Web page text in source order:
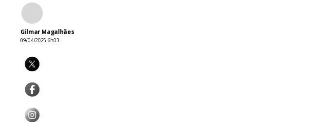
Gilmar Magalhães
09/04/2025 6h03